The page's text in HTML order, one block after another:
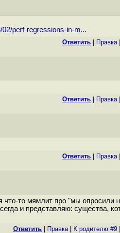
perf-regressions-in-m...
Ответить Правка|
Ответить Правка|
Ответить Правка|
то мямлит про "мы опросили
и представляю: существа,
Ответить Правка| К родителю #9